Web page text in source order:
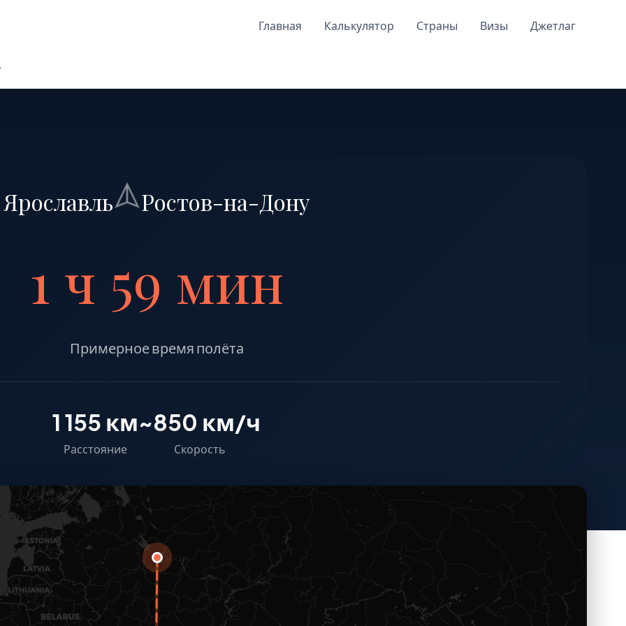
Главная Калькулятор Страны Визы Джетлаг
Ярославль Ростов-на-Дону
1 ч 59 мин
Примерное время полёта
1 155 км
Расстояние
~850 км/ч
Скорость